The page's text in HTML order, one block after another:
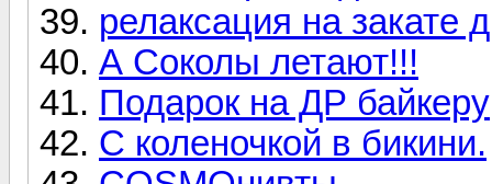
релаксация на закате
А Соколы летают!!!
Подарок на ДР байкеру
С коленочкой в бикини.